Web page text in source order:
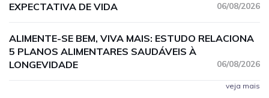
EXPECTATIVA DE VIDA
06/08/2026
ALIMENTE-SE BEM, VIVA MAIS: ESTUDO RELACIONA
5 PLANOS ALIMENTARES SAUDÁVEIS À
LONGEVIDADE
06/08/2026
veja mais